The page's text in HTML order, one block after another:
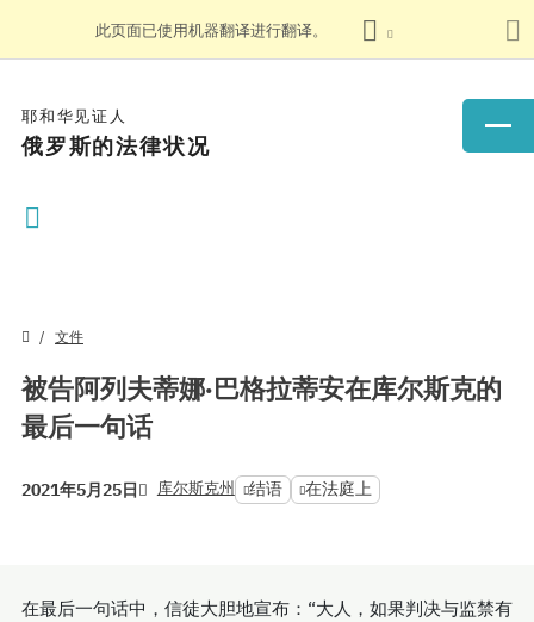
此页面已使用机器翻译进行翻译。
耶和华见证人
俄罗斯的法律状况
文件
被告阿列夫蒂娜·巴格拉蒂安在库尔斯克的
最后一句话
2021年5月25日 库尔斯克州 结语 在法庭上
在最后一句话中，信徒大胆地宣布：“大人，如果判决与监禁有